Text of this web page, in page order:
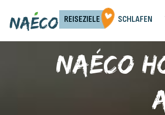
REISEZIELE SCHLAFEN
Naéco